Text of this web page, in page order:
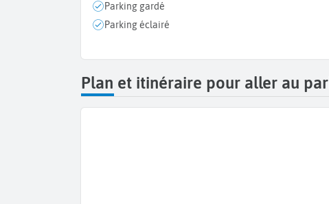
Parking gardé
Parking éclairé
Plan et itinéraire pour aller au